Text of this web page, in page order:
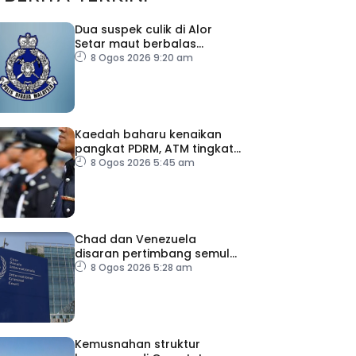
Dua suspek culik di Alor
Setar maut berbalas
tembakan
8 Ogos 2026 9:20 am
Kaedah baharu kenaikan
pangkat PDRM, ATM tingkat
profesionalisme, perkukuh
8 Ogos 2026 5:45 am
Chad dan Venezuela
disaran pertimbang semula
keputusan tarik diri
8 Ogos 2026 5:28 am
Kemusnahan struktur